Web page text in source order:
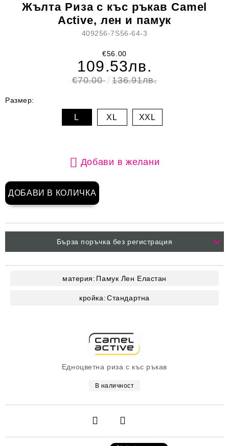
Едноцветна риза с къс ръкав
В наличност
Жълта Риза с къс ръкав Camel
Active, лен и памук
409256-7S56-64-3
€56.00
109.53лв.
€70.00 136.91лв.
Размер:
L XL XXL
Добави в желани
Бърза поръчка без регистрация
материя: Памук Лен Еластан
кройка:Стандартна